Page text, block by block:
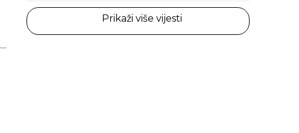
Prikaži više vijesti